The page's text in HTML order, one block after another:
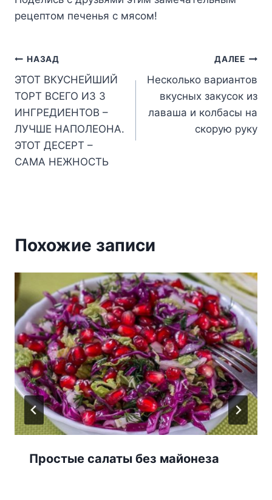
peцeптoм пeчeнья c мяcoм!
Навигация
по
записям
НАЗАД
ЭТОТ ВКУСНЕЙШИЙ
ТОРТ ВСЕГО ИЗ 3
ИНГРЕДИЕНТОВ –
ЛУЧШЕ НАПОЛЕОНА.
ЭТОТ ДЕСЕРТ –
САМА НЕЖНОСТЬ
ДАЛЕЕ
Несколько вариантов
вкусных закусок из
лаваша и колбасы на
скорую руку
Похожие записи
Простые салаты без майонеза